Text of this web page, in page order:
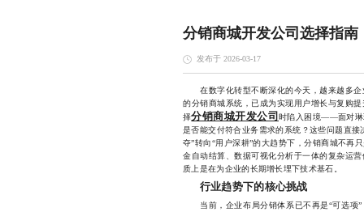
分销商城开发公司选择指南
发布于 2026-03-17
在数字化转型不断深化的今天，越来越多企
的分销商城系统，已成为实现用户增长与复购
择分销商城开发公司时陷入困境——面对琳
是否能交付符合业务需求的系统？这些问题直
夺”转向“用户深耕”的大趋势下，分销商城不再
金自动结算、数据可视化分析于一体的复杂运
质上是在为企业的长期增长埋下技术基石。
行业趋势下的核心挑战
当前，企业布局分销体系已不再是“可选项”